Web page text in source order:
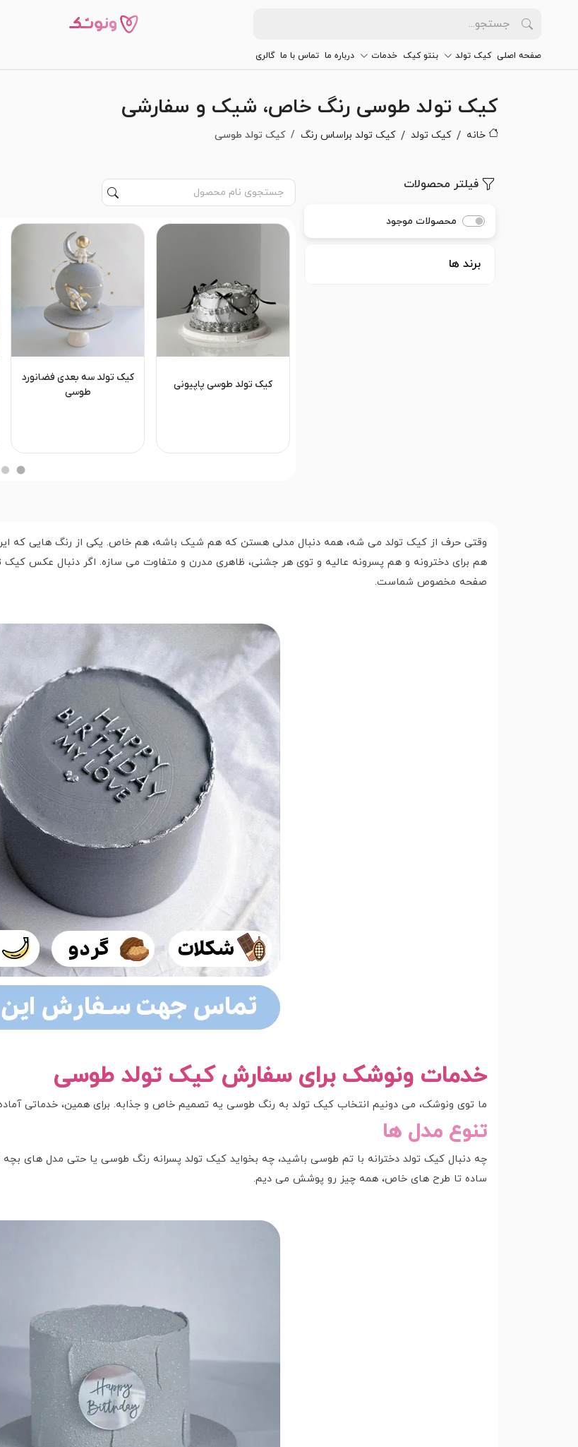
صفحه اصلی کیک تولد بنتو کیک خدمات درباره ما تماس با ما گالری
کیک تولد طوسی رنگ خاص، شیک و سفارشی
خانه کیک تولد کیک تولد براساس رنگ کیک تولد طوسی
فیلتر محصولات
محصولات موجود
برند ها
کیک تولد طوسی پاپیونی
کیک تولد سه بعدی فضانورد
طوسی
وقتی حرف از کیک تولد می شه، همه دنبال مدلی هستن که هم شیک باشه، هم خاص. یکی از رنگ هایی که این
هم برای دخترونه و هم پسرونه عالیه و توی هر جشنی، ظاهری مدرن و متفاوت می سازه. اگر دنبال عکس کیک
صفحه مخصوص شماست.
خدمات ونوشک برای سفارش کیک تولد طوسی
ما توی ونوشک، می دونیم انتخاب کیک تولد به رنگ طوسی یه تصمیم خاص و جذابه. برای همین، خدماتی
تنوع مدل ها
چه دنبال کیک تولد دخترانه با تم طوسی باشید، چه بخواید کیک تولد پسرانه رنگ طوسی یا حتی مدل های
ساده تا طرح های خاص، همه چیز رو پوشش می دیم.